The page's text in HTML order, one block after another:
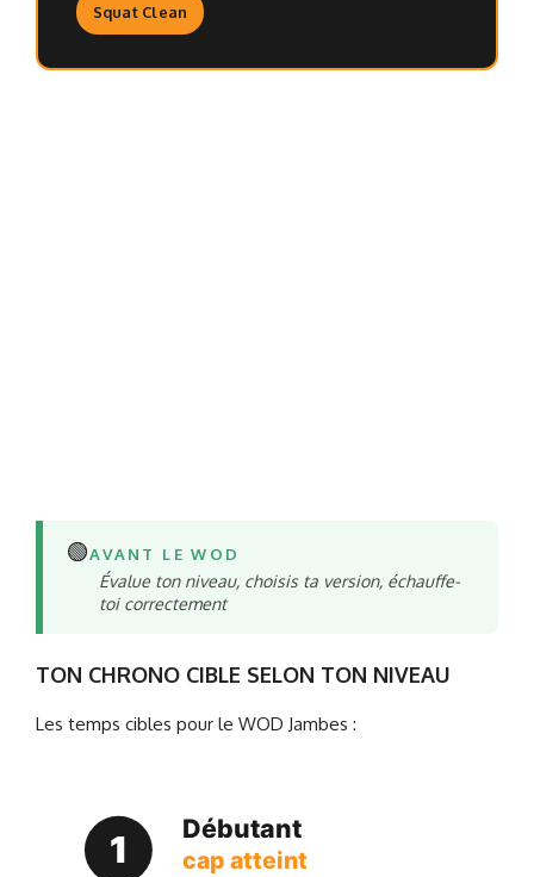
Squat Clean
🟢AVANT LE WOD
Évalue ton niveau, choisis ta version, échauffe-
toi correctement
TON CHRONO CIBLE SELON TON NIVEAU
Les temps cibles pour le WOD Jambes :
1
Débutant
cap atteint